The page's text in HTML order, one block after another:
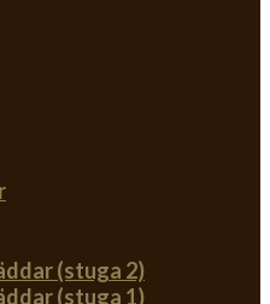
(stuga 2)
(stuga 1)